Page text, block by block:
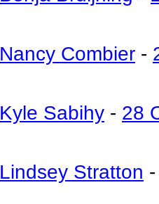
Nancy Combier -
Kyle Sabihy - 28
Lindsey Stratton